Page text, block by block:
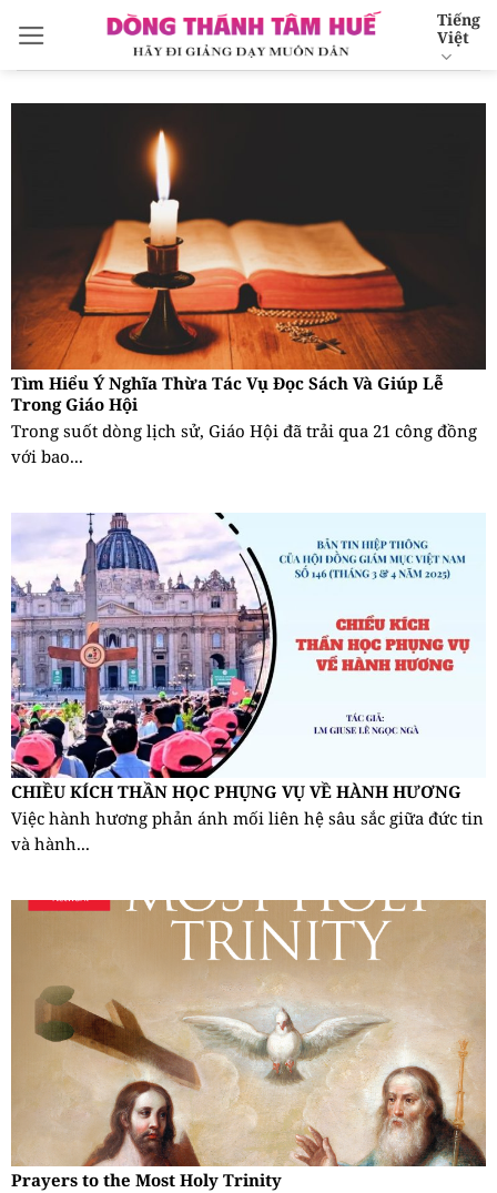
qua
nội
dung
Tiếng
Việt
Tìm Hiểu Ý Nghĩa Thừa Tác Vụ Đọc Sách Và Giúp Lễ
Trong Giáo Hội
Trong suốt dòng lịch sử, Giáo Hội đã trải qua 21 công đồng
với bao...
CHIỀU KÍCH THẦN HỌC PHỤNG VỤ VỀ HÀNH HƯƠNG
Việc hành hương phản ánh mối liên hệ sâu sắc giữa đức tin
và hành...
Prayers to the Most Holy Trinity